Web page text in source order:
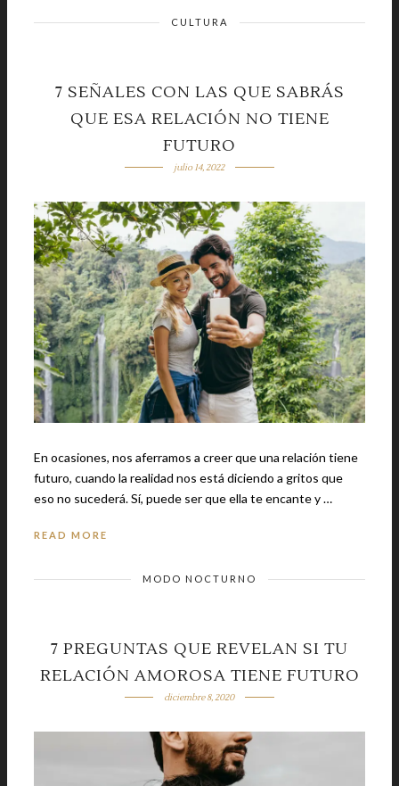
CULTURA
7 SEÑALES CON LAS QUE SABRÁS
QUE ESA RELACIÓN NO TIENE
FUTURO
julio 14, 2022
En ocasiones, nos aferramos a creer que una relación tiene
futuro, cuando la realidad nos está diciendo a gritos que
eso no sucederá. Sí, puede ser que ella te encante y …
READ MORE
MODO NOCTURNO
7 PREGUNTAS QUE REVELAN SI TU
RELACIÓN AMOROSA TIENE FUTURO
diciembre 8, 2020